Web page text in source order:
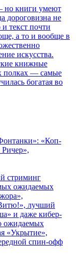
но книги умеют
дороговизна не
текст почти
а то и вообще в
искусства.
книжные
полках — самые
богатая во
«Коп-
стриминг
ожидаемых
лучший
и даже кибер-
ожидаемых
«Укрытие»,
спин-офф